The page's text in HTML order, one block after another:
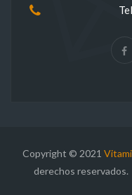
Copyright © 2021
derechos